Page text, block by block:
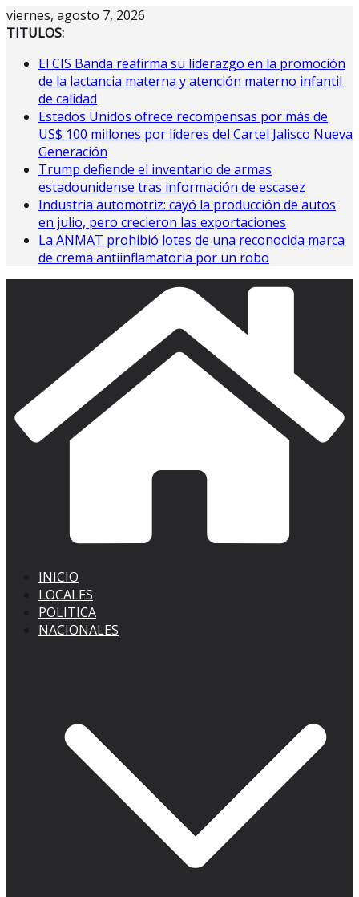
Saltar
al
viernes, agosto 7, 2026
TITULOS:
El CIS Banda reafirma su liderazgo en la promoción
de la lactancia materna y atención materno infantil
de calidad
Estados Unidos ofrece recompensas por más de
US$ 100 millones por líderes del Cartel Jalisco Nueva
Generación
Trump defiende el inventario de armas
estadounidense tras información de escasez
Industria automotriz: cayó la producción de autos
en julio, pero crecieron las exportaciones
La ANMAT prohibió lotes de una reconocida marca
de crema antiinflamatoria por un robo
INICIO
LOCALES
POLITICA
NACIONALES